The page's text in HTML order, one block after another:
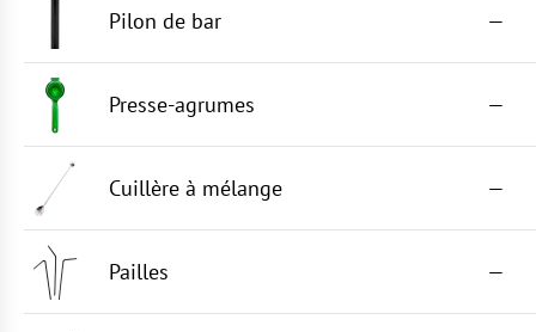
Pilon de bar —
Presse-agrumes —
Cuillère à mélange —
Pailles —